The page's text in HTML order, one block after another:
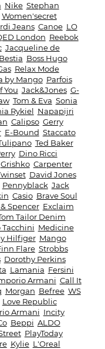
Nike Stephan
Women'secret
Jeans Canoe LO
London Reebok
Jacqueline de
Bestia Boss Hugo
Relax Mode
by Mango Parfois
You Jack&Jones G-
Tom & Eva Sonia
Rykiel Napapijri
Calipso Gerry
E-Bound Staccato
Ted Baker
Dino Ricci
Grishko Carpenter
David Jones
Pennyblack Jack
Casio Brave Soul
Spencer Exclaim
Tailor Denim
Tacchini Medicine
Hilfiger Mango
Flare Strobbs
Dorothy Perkins
Lamania Fersini
Armani Call It
Morgan Befree WS
Love Republic
Armani Incity
Beppi ALDO
PlayToday
Kylie L'Oreal